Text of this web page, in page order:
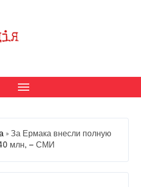
» За Ермака внесли полную
млн, — СМИ